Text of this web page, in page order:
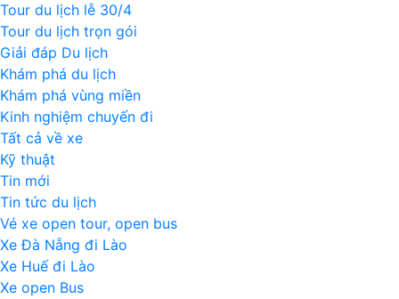
Tour du lịch lễ 30/4
Tour du lịch trọn gói
Giải đáp Du lịch
Khám phá du lịch
Khám phá vùng miền
Kinh nghiệm chuyến đi
Tất cả về xe
Kỹ thuật
Tin mới
Tin tức du lịch
Vé xe open tour, open bus
Xe Đà Nẵng đi Lào
Xe Huế đi Lào
Xe open Bus